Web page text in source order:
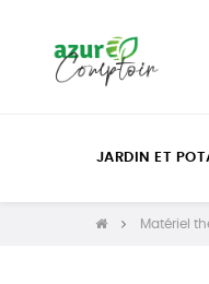
JARDIN ET
Matériel